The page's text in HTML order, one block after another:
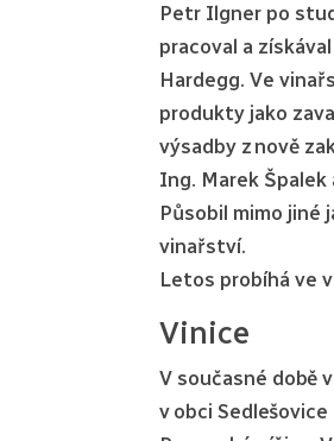
Petr Ilgner po
pracoval a
Hardegg. Ve
produkty jako
výsadby z nově
Ing. Marek
Působil mimo jiné
vinařství.
Letos probíhá ve
Vinice
V současné době
v obci